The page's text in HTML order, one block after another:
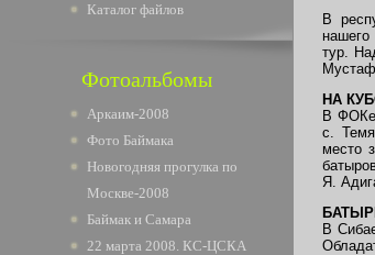
Каталог файлов
Фотоальбомы
Аркаим-2008
Фото Баймака
Новогодняя прогулка по
Москве-2008
Баймак и Самара
22 марта 2008. КС-ЦСКА
В
тур.
НА
В ФОКе
с.
место
Я.
В